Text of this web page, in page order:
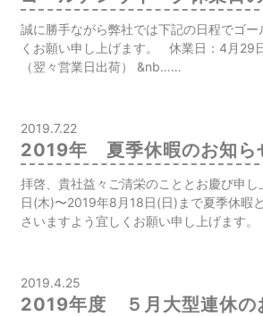
誠に勝手ながら弊社では下記の日程でゴ
くお願い申し上げます。 休業日：4月29
（翌々営業日出荷） &nb……
2019.7.22
2019年 夏季休暇のお知ら
拝啓、貴社益々ご清栄のこととお慶び申
日(木)〜2019年8月18日(日)まで夏季休暇
さいますよう宜しくお願い申し上げます。
2019.4.25
2019年度 ５月大型連休の